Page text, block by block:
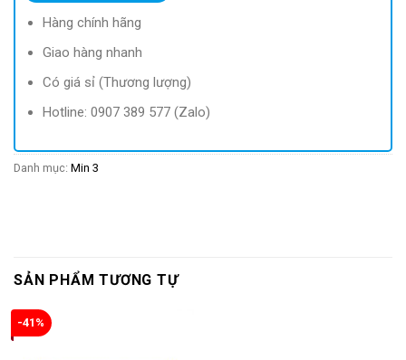
Hàng chính hãng
Giao hàng nhanh
Có giá sỉ (Thương lượng)
Hotline: 0907 389 577 (Zalo)
Danh mục: Min 3
SẢN PHẨM TƯƠNG TỰ
-41%